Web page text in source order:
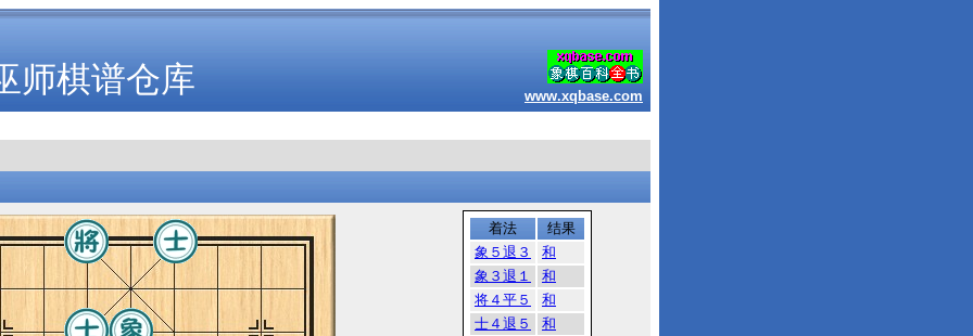
师棋谱仓库 www.xqbase.com
着法
结果
象５退３
和
象３退１
和
将４平５
和
士４退５
和